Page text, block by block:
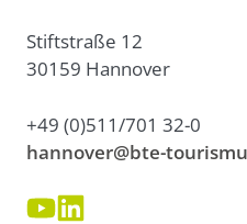
Stiftstraße 12
30159 Hannover
+49 (0)511/701 32-0
hannover@bte-